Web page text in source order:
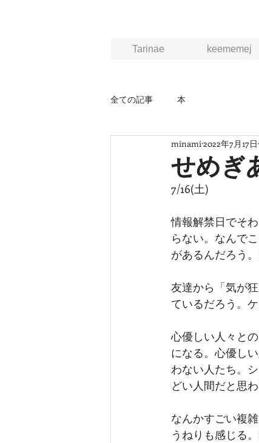
Tarinae keememej
全ての記事 本
せめぎ
minami 2022年7月17日
7/16(土)
情報解禁日でそ
らない。なんで
があるんだろう。
友達から「気が
ているだろう。
心優しい人々と
になる。心優し
わない人たち。
どい人間だと思
なんかすごい複
うねりも感じる